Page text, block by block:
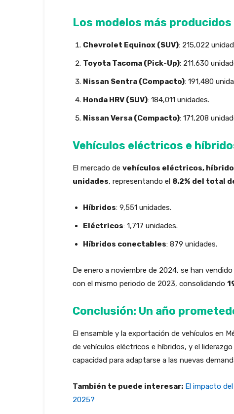
Los modelos más producidos
Chevrolet Equinox (SUV): 215,022
Toyota Tacoma (Pick-Up): 211,630
Nissan Sentra (Compacto): 191,480
Honda HRV (SUV): 184,011 unidades.
Nissan Versa (Compacto): 171,208
Vehículos eléctricos e
El mercado de vehículos eléctricos,
unidades, representando el 8.2% del total
Híbridos: 9,551 unidades.
Eléctricos: 1,717 unidades.
Híbridos conectables: 879 unidades.
De enero a noviembre de 2024, se han vendido
con el mismo periodo de 2023, consolidando
Conclusión: Un año
El ensamble y la exportación de vehículos en
de vehículos eléctricos e híbridos, y el
capacidad para adaptarse a las nuevas
También te puede interesar: El impacto
2025?